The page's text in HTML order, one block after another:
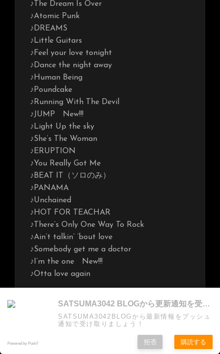
♪The Dream Is Over
♪Atomic Punk
♪DREAMS
♪Little Guitars
♪Feel your love tonight
♪Dance the night away
♪Human Being
♪Poundcake
♪Running With The Devil
♪JUMP New!!!
♪Light Up the sky
♪She’s The Woman
♪ERUPTION
♪You Really Got Me
♪BEAT IT（ソロのみ）
♪PANAMA
♪Unchained
♪HOT FOR TEACHAR
♪There’s Only One Way To Rock
♪Ain’t talkin’ ’bout love
♪Somebody get me a doctor
♪I’m the one New!!!
♪Otta love again
♪I’m gonna make you mine
♪Victim Of Illusion
♪ULCER
SATSUMA3042 BLOGから更新通知を受け取る
SATSUMA3042BLOGから最新情報をプッシュ
通知で受け取りましょう！
Powered by Push7 拒否 購読する